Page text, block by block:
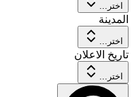
اختر...
المدينة
اختر...
تاريخ الاعلان
اختر...